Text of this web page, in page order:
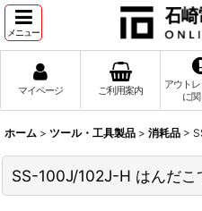
メニュー
マイページ ご利用案内
アウト
に
ホーム > ツール・工具製品 > 消耗品 >
SS-100J/102J-H はんだこ